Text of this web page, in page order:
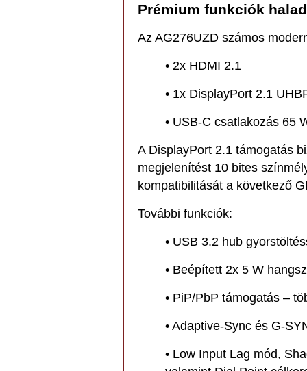
Prémium funkciók
Az AG276UZD számos
• 2x HDMI 2.1
• 1x DisplayPort 2.1
• USB-C csatlakozás 65
A DisplayPort 2.1 támogatás
megjelenítést 10 bites
kompatibilitását a következő
További funkciók:
• USB 3.2 hub
• Beépített 2x 5 W
• PiP/PbP támogatás –
• Adaptive-Sync és G-
• Low Input Lag mód,